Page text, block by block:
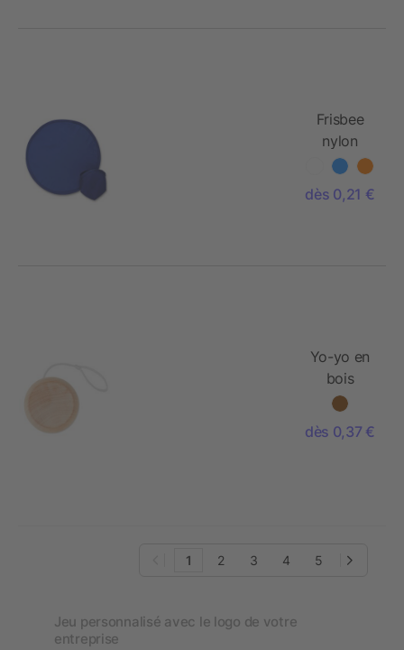
Frisbee
nylon
pliable
dès 0,21 €
Yo-yo en
bois
dès 0,37 €
1 2 3 4 5
Jeu personnalisé avec le logo de votre
entreprise